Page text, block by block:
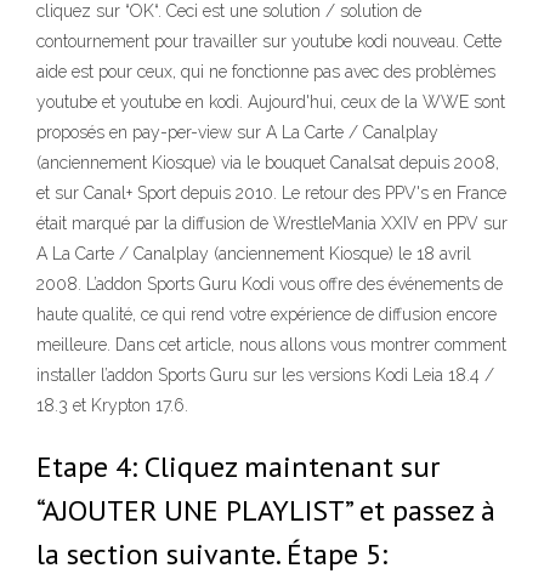
cliquez sur “OK“. Ceci est une solution / solution de
contournement pour travailler sur youtube kodi nouveau. Cette
aide est pour ceux, qui ne fonctionne pas avec des problèmes
youtube et youtube en kodi. Aujourd'hui, ceux de la WWE sont
proposés en pay-per-view sur A La Carte / Canalplay
(anciennement Kiosque) via le bouquet Canalsat depuis 2008,
et sur Canal+ Sport depuis 2010. Le retour des PPV's en France
était marqué par la diffusion de WrestleMania XXIV en PPV sur
A La Carte / Canalplay (anciennement Kiosque) le 18 avril
2008. L’addon Sports Guru Kodi vous offre des événements de
haute qualité, ce qui rend votre expérience de diffusion encore
meilleure. Dans cet article, nous allons vous montrer comment
installer l’addon Sports Guru sur les versions Kodi Leia 18.4 /
18.3 et Krypton 17.6.
Etape 4: Cliquez maintenant sur
“AJOUTER UNE PLAYLIST” et passez à
la section suivante. Étape 5: